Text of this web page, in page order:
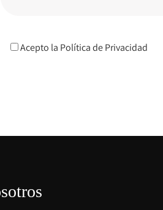
Acepto la Política de Privacidad